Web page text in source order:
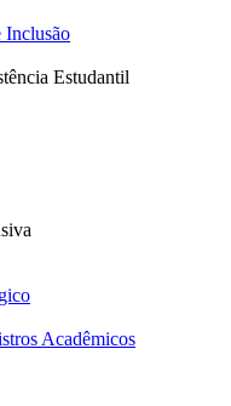
Inclusão
Estudantil
Acadêmicos